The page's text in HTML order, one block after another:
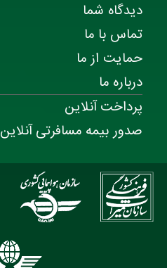
دیدگاه شما
تماس با ما
حمایت از ما
درباره ما
پرداخت آنلاین
صدور بیمه مسافرتی آنلاین